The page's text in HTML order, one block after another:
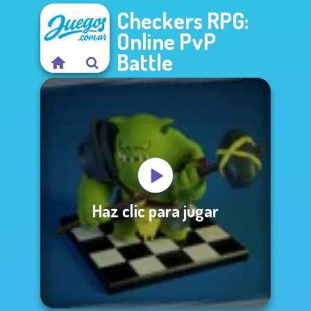
Checkers RPG:
Online PvP
Battle
Haz clic para jugar